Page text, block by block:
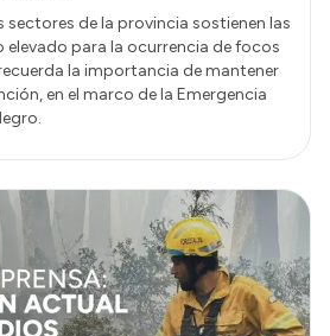
de la provincia sostienen las
elevado para la ocurrencia de focos
la importancia de mantener
en el marco de la Emergencia